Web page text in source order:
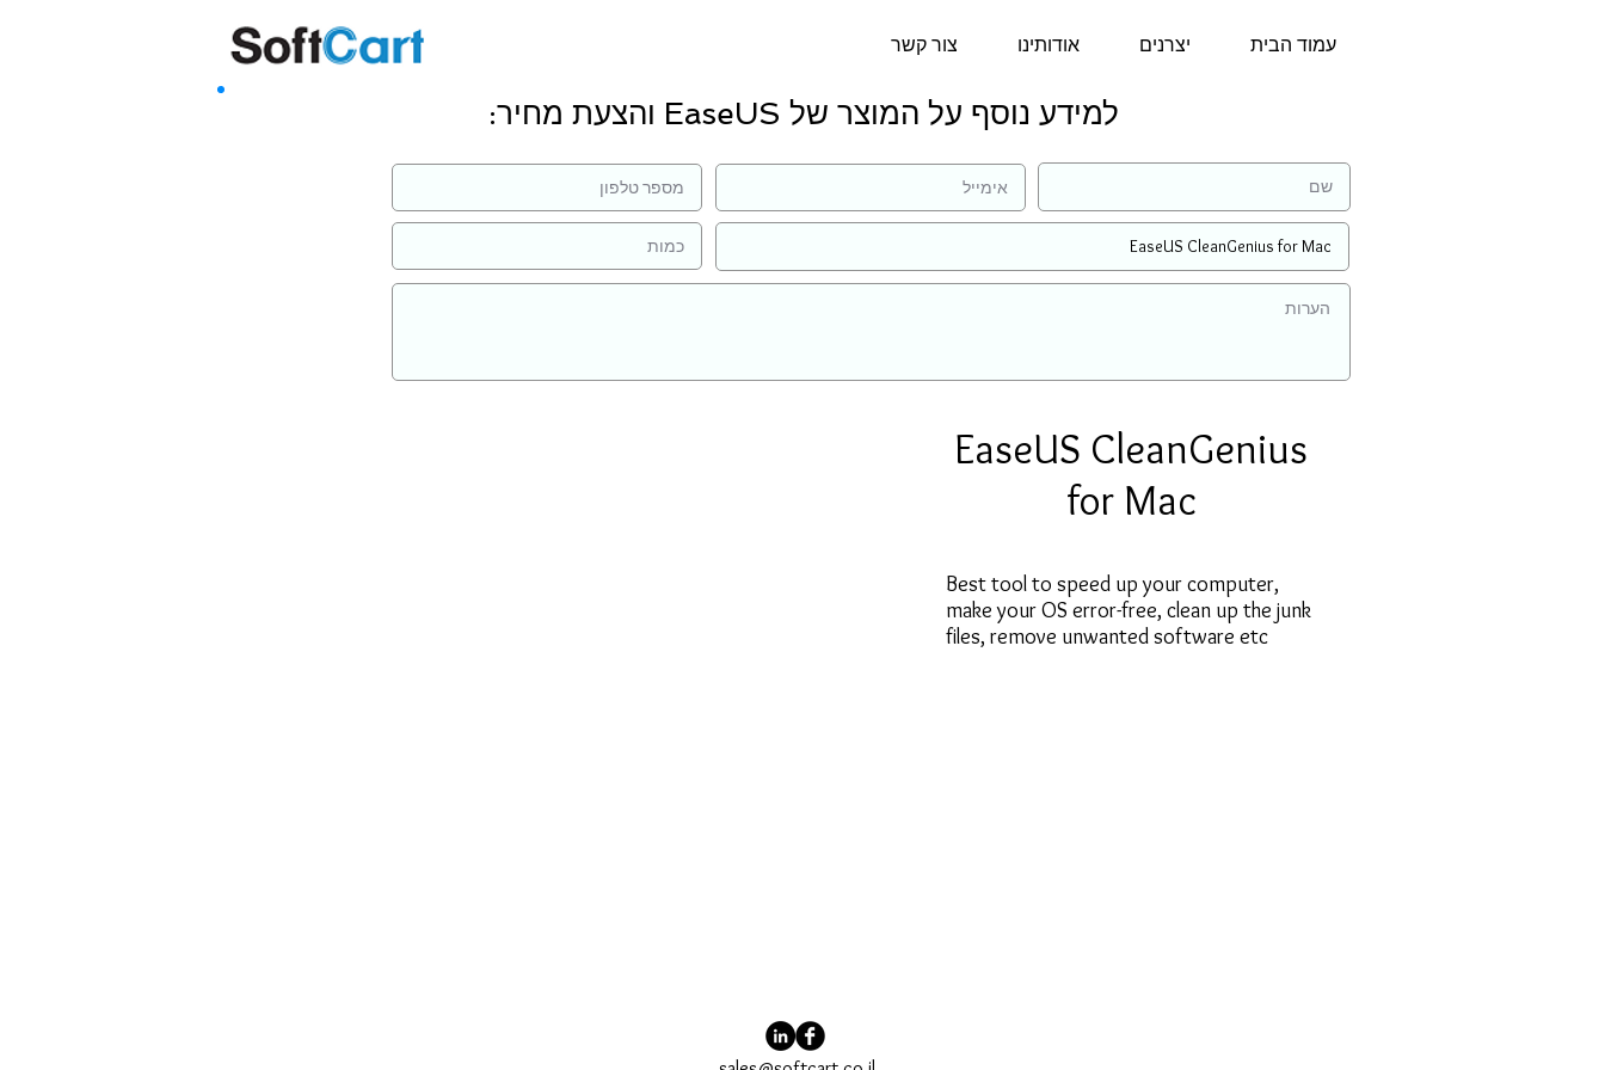
עמוד הבית יצרנים אודותינו צור קשר
למידע נוסף על המוצר של EaseUS והצעת מחיר:
EaseUS CleanGenius
for Mac
Best tool to speed up your computer,
make your OS error-free, clean up the junk
files, remove unwanted software etc